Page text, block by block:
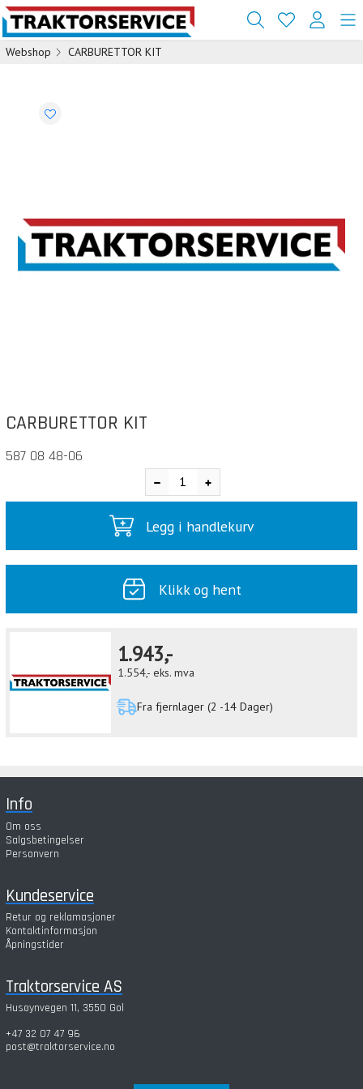
Webshop CARBURETTOR KIT
CARBURETTOR KIT
587 08 48-06
Legg i handlekurv
Klikk og hent
1.943,-
1.554,- eks. mva
Fra fjernlager (2 -14 Dager)
Info
Om oss
Salgsbetingelser
Personvern
Kundeservice
Retur og reklamasjoner
Kontaktinformasjon
Åpningstider
Traktorservice AS
Husøynvegen 11, 3550 Gol
+47 32 07 47 96
post@traktorservice.no